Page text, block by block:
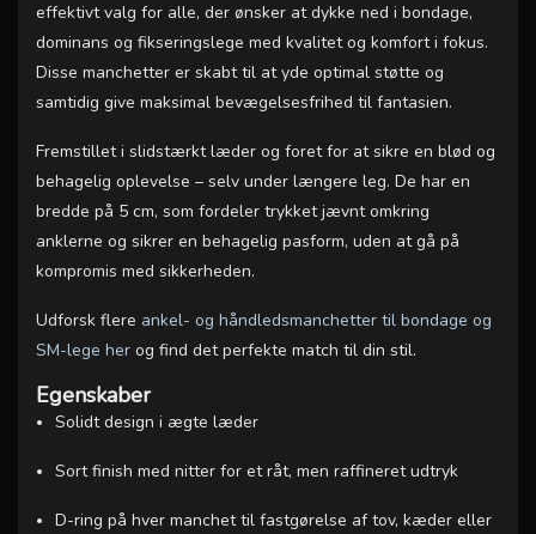
effektivt valg for alle, der ønsker at dykke ned i bondage,
dominans og fikseringslege med kvalitet og komfort i fokus.
Disse manchetter er skabt til at yde optimal støtte og
samtidig give maksimal bevægelsesfrihed til fantasien.
Fremstillet i slidstærkt læder og foret for at sikre en blød og
behagelig oplevelse – selv under længere leg. De har en
bredde på 5 cm, som fordeler trykket jævnt omkring
anklerne og sikrer en behagelig pasform, uden at gå på
kompromis med sikkerheden.
Udforsk flere ankel- og håndledsmanchetter til bondage og
SM-lege her og find det perfekte match til din stil.
Egenskaber
Solidt design i ægte læder
Sort finish med nitter for et råt, men raffineret udtryk
D-ring på hver manchet til fastgørelse af tov, kæder eller